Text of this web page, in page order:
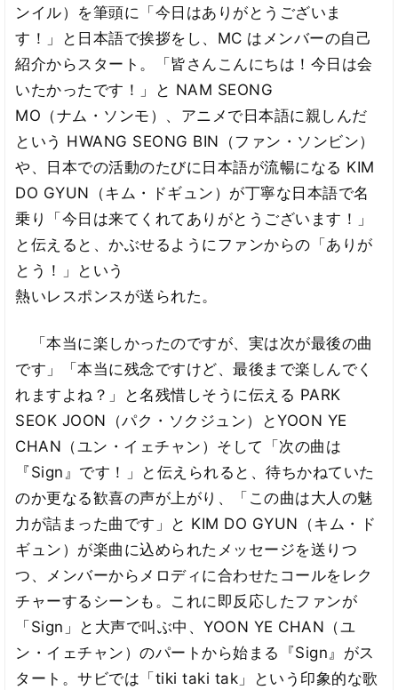
ンイル）を筆頭に「今日はありがとうございま
す！」と日本語で挨拶をし、MC はメンバーの自己
紹介からスタート。「皆さんこんにちは！今日は会
いたかったです！」と NAM SEONG
MO（ナム・ソンモ）、アニメで日本語に親しんだ
という HWANG SEONG BIN（ファン・ソンビン）
や、日本での活動のたびに日本語が流暢になる KIM
DO GYUN（キム・ドギュン）が丁寧な日本語で名
乗り「今日は来てくれてありがとうございます！」
と伝えると、かぶせるようにファンからの「ありが
とう！」という
熱いレスポンスが送られた。
「本当に楽しかったのですが、実は次が最後の曲
です」「本当に残念ですけど、最後まで楽しんでく
れますよね？」と名残惜しそうに伝える PARK
SEOK JOON（パク・ソクジュン）とYOON YE
CHAN（ユン・イェチャン）そして「次の曲は
『Sign』です！」と伝えられると、待ちかねていた
のか更なる歓喜の声が上がり、「この曲は大人の魅
力が詰まった曲です」と KIM DO GYUN（キム・ド
ギュン）が楽曲に込められたメッセージを送りつ
つ、メンバーからメロディに合わせたコールをレク
チャーするシーンも。これに即反応したファンが
「Sign」と大声で叫ぶ中、YOON YE CHAN（ユ
ン・イェチャン）のパートから始まる『Sign』がス
タート。サビでは「tiki taki tak」という印象的な歌